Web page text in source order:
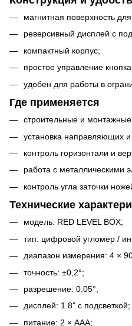
магнитная поверхность
реверсивный дисплей с
компактный корпус;
простое управление
удобен для работы в
Где применяется
строительные и
установка направляющих и
контроль горизонтали и
работа с металлическими
контроль угла заточки
Технические
модель: RED LEVEL BOX;
тип: цифровой угломер /
диапазон измерения: 4 ×
точность: ±0,2°;
разрешение: 0.05°;
дисплей: 1.8" с подсветкой;
питание: 2 × AAA;